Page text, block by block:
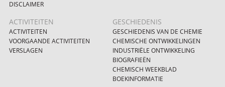
DISCLAIMER
ACTIVITEITEN
ACTIVITEITEN
VOORGAANDE ACTIVITEITEN
VERSLAGEN
GESCHIEDENIS
GESCHIEDENIS VAN DE CHEMIE
CHEMISCHE ONTWIKKELINGEN
INDUSTRIËLE ONTWIKKELING
BIOGRAFIEËN
CHEMISCH WEEKBLAD
BOEKINFORMATIE